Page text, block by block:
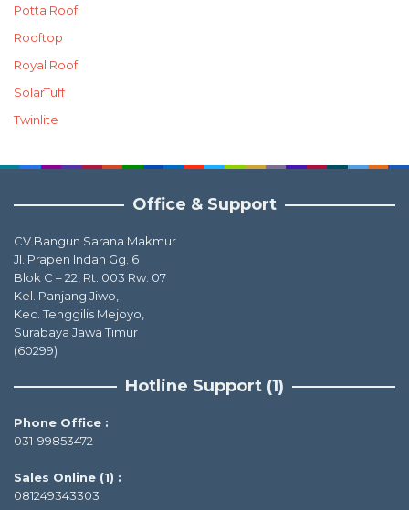
Potta Roof
Rooftop
Royal Roof
SolarTuff
Twinlite
Office & Support
CV.Bangun Sarana Makmur
Jl. Prapen Indah Gg. 6
Blok C – 22, Rt. 003 Rw. 07
Kel. Panjang Jiwo,
Kec. Tenggilis Mejoyo,
Surabaya Jawa Timur
(60299)
Hotline Support (1)
Phone Office :
031-99853472
Sales Online (1) :
081249343303